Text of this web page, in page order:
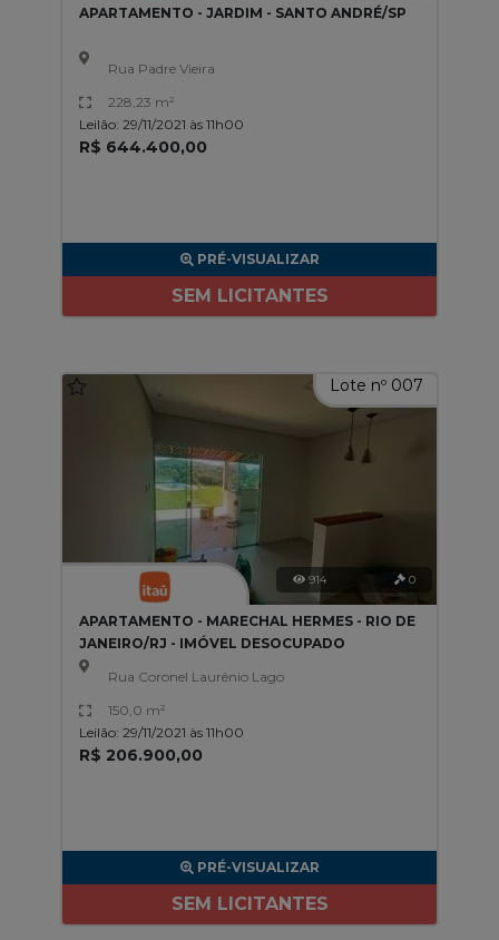
APARTAMENTO - JARDIM - SANTO ANDRÉ/SP
Rua Padre Vieira
228,23 m²
Leilão: 29/11/2021 às 11h00
R$ 644.400,00
PRÉ-VISUALIZAR
SEM LICITANTES
Lote nº 007
914 0
APARTAMENTO - MARECHAL HERMES - RIO DE
JANEIRO/RJ - IMÓVEL DESOCUPADO
Rua Coronel Laurênio Lago
150,0 m²
Leilão: 29/11/2021 às 11h00
R$ 206.900,00
PRÉ-VISUALIZAR
SEM LICITANTES